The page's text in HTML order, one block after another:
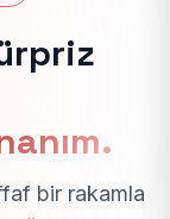
bir rakamla